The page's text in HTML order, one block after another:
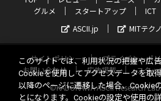
グルメ
スタートアップ ICT
ASCII.jp
MITテク
サイトポリシー プライバシーポ
お問い合わせ
広告掲載 スタッ
©KADOKAWA ASCII Research
このサイトでは、利用状況の把握や広
Cookieを使用してアクセスデータを取
以降のページに遷移した場合、Cookie
とになります。Cookieの設定や使用の